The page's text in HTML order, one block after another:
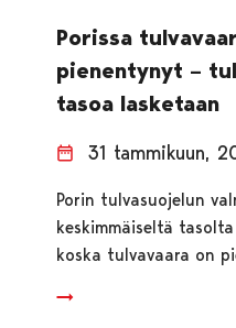
Porissa
pienentynyt –
tasoa lasketaan
31 tammikuun,
Porin tulvasuojelun
keskimmäiseltä
koska tulvavaara on